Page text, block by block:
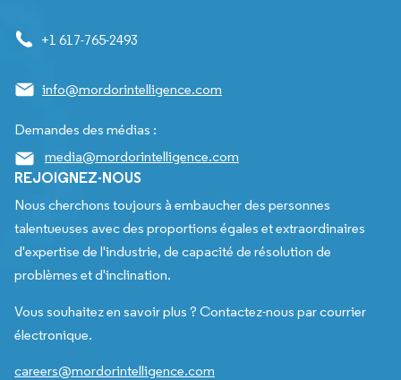
+1 617-765-2493
info@mordorintelligence.com
Demandes des médias :
media@mordorintelligence.com
REJOIGNEZ-NOUS
Nous cherchons toujours à embaucher des personnes
talentueuses avec des proportions égales et extraordinaires
d'expertise de l'industrie, de capacité de résolution de
problèmes et d'inclination.
Vous souhaitez en savoir plus ? Contactez-nous par courrier
électronique.
careers@mordorintelligence.com